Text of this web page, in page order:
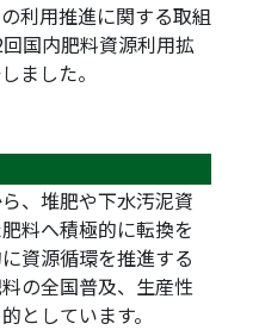
利用推進に関する取組
国内肥料資源利用拡
ました。
、堆肥や下水汚泥資
料へ積極的に転換を
資源循環を推進する
の全国普及、生産性
としています。